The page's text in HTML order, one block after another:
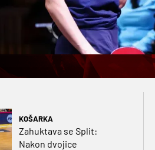
KOŠARKA
Zahuktava se Split:
Nakon dvojice